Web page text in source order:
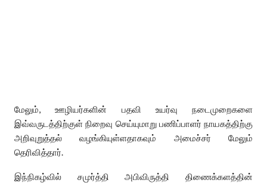
மேலும், ஊழியர்களின் பதவி உயர்வு நடைமுறைகளை
இவ்வருடத்திற்குள் நிறைவு செய்யுமாறு பணிப்பாளர் நாயகத்திற்கு
அறிவுறுத்தல் வழங்கியுள்ளதாகவும் அமைச்சர் மேலும்
தெரிவித்தார்.
இந்நிகழ்வில் சமுர்த்தி அபிவிருத்தி திணைக்களத்தின்